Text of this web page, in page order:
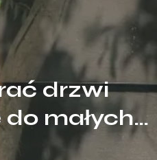
drzwi
małych
warto